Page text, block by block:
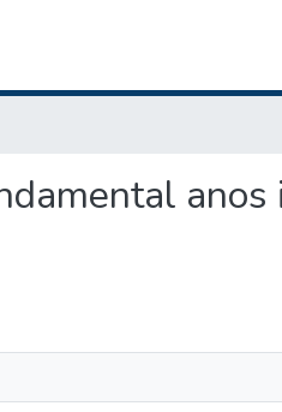
anos